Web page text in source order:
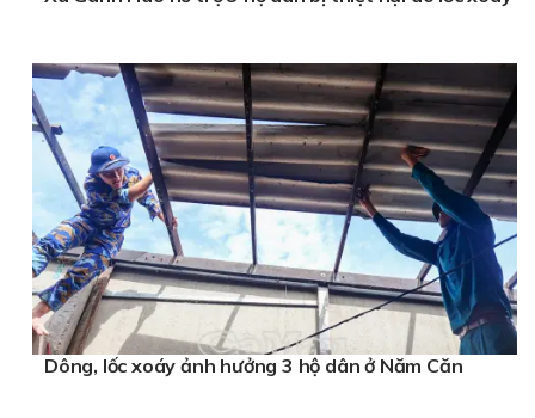
Dông, lốc xoáy ảnh hưởng 3 hộ dân ở Năm Căn